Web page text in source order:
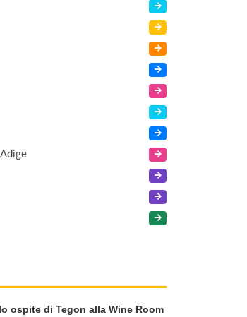
ospite di Tegon alla Wine Room